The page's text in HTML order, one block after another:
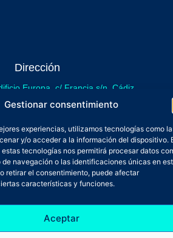
Gestionar consentimiento
experiencias, utilizamos tecnologías como
y/o acceder a la información del dispositivo.
tecnologías nos permitirá procesar datos
navegación o las identificaciones únicas en
retirar el consentimiento, puede afectar
características y funciones.
Aceptar
Dirección
Europa, c/ Francia s/n. Cádiz
de Blue Core - Incubazul
próximamente.
y Whatsapp
600 515 071
De lunes a viernes
Oficina 24/7
Atención continuada